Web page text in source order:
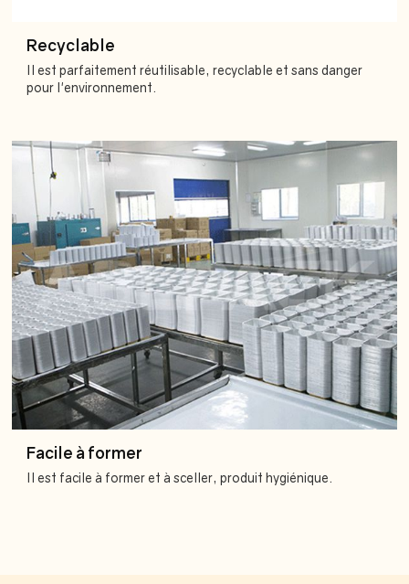
Recyclable
Il est parfaitement réutilisable, recyclable et sans danger
pour l'environnement.
Facile à former
Il est facile à former et à sceller, produit hygiénique.